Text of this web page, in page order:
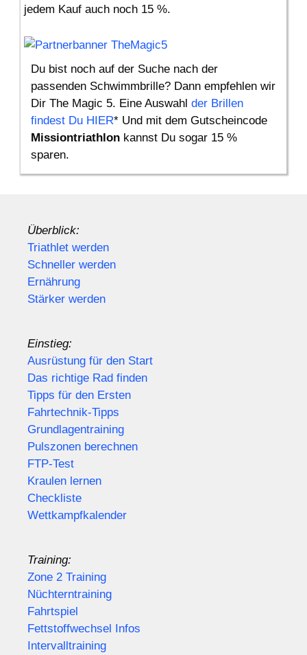
jedem Kauf auch noch 15 %.
Du bist noch auf der Suche nach der
passenden Schwimmbrille? Dann empfehlen wir
Dir The Magic 5. Eine Auswahl der Brillen
findest Du HIER* Und mit dem Gutscheincode
Missiontriathlon kannst Du sogar 15 %
sparen.
Überblick:
Triathlet werden
Schneller werden
Ernährung
Stärker werden
Einstieg:
Ausrüstung für den Start
Das richtige Rad finden
Tipps für den Ersten
Fahrtechnik-Tipps
Grundlagentraining
Pulszonen berechnen
FTP-Test
Kraulen lernen
Checkliste
Wettkampfkalender
Training:
Zone 2 Training
Nüchterntraining
Fahrtspiel
Fettstoffwechsel Infos
Intervalltraining